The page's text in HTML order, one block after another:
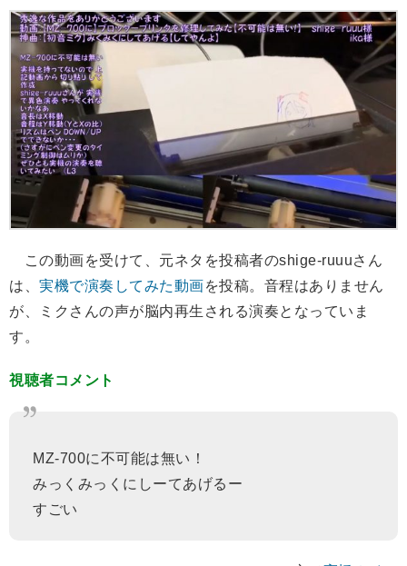
この動画を受けて、元ネタを投稿者のshige-ruuuさん
は、 実機で演奏してみた動画を投稿。音程はありません
が、ミクさんの声が脳内再生される演奏となっていま
す。
視聴者コメント
MZ-700に不可能は無い！
みっくみっくにしーてあげるー
すごい